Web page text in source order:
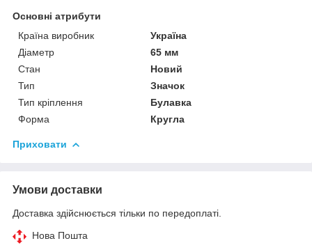
Основні атрибути
Країна виробник
Україна
Діаметр
65 мм
Стан
Новий
Тип
Значок
Тип кріплення
Булавка
Форма
Кругла
Приховати
Умови доставки
Доставка здійснюється тільки по передоплаті.
Нова Пошта